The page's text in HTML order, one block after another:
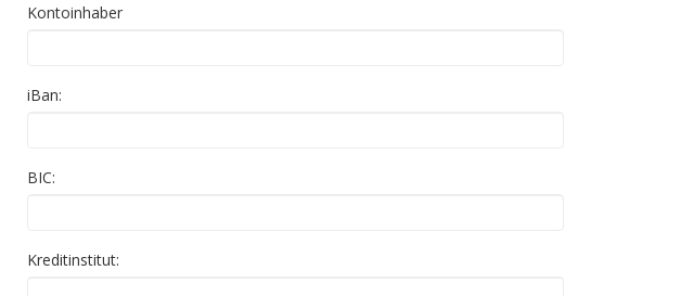
Kontoinhaber
iBan:
BIC:
Kreditinstitut: